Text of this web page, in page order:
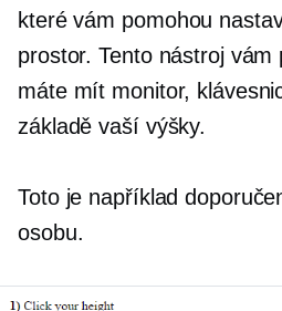
které vám pomohou
prostor. Tento nástroj
máte mít monitor,
základě vaší výšky.
Toto je například
osobu.